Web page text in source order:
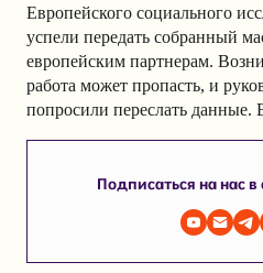
Европейского социального
успели передать собранный
европейским партнерам.
работа может пропасть, и
попросили переслать данные.
Подписаться на нас